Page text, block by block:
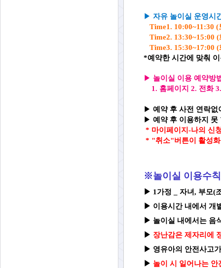
▶ 자유 놀이실 운영시
Time1. 10:00~11:30
Time2. 13:30~15:00
Time3. 15:30~17:00
*예약한 시간에 맞춰
▶ 놀이실 이용 예약방
1. 홈페이지 2. 전화
▶ 예약 후 사전 연락없
▶ 예약 후 이용하지 못
* 마이페이지-나의 신
* "취소"버튼이 활성화
※놀이실 이용수
▶ 1가정 _ 자녀, 부모(
▶ 이용시간 내에서 개
▶ 놀이실 내에서는 음
▶ 장난감은 제자리에
▶ 영유아의 안전사고
▶ 놀이 시 일어나는